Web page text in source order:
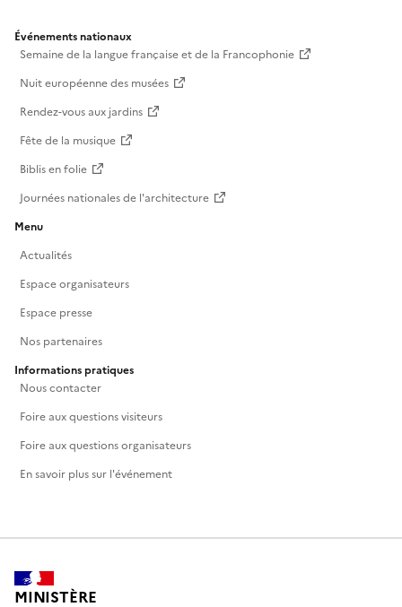
Événements nationaux
Semaine de la langue française et de la Francophonie
Nuit européenne des musées
Rendez-vous aux jardins
Fête de la musique
Biblis en folie
Journées nationales de l'architecture
Menu
Actualités
Espace organisateurs
Espace presse
Nos partenaires
Informations pratiques
Nous contacter
Foire aux questions visiteurs
Foire aux questions organisateurs
En savoir plus sur l'événement
MINISTÈRE